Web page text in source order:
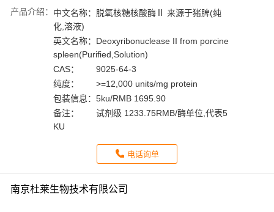
产品介绍： 中文名称： 脱氧核糖核酸酶Ⅱ 来源于猪脾(纯
化,溶液)
英文名称： Deoxyribonuclease II from porcine
spleen(Purified,Solution)
CAS：
9025-64-3
纯度：
>=12,000 units/mg protein
包装信息： 5ku/RMB 1695.90
备注：
试剂级 1233.75RMB/酶单位,代表5
KU
电话询单
南京杜莱生物技术有限公司